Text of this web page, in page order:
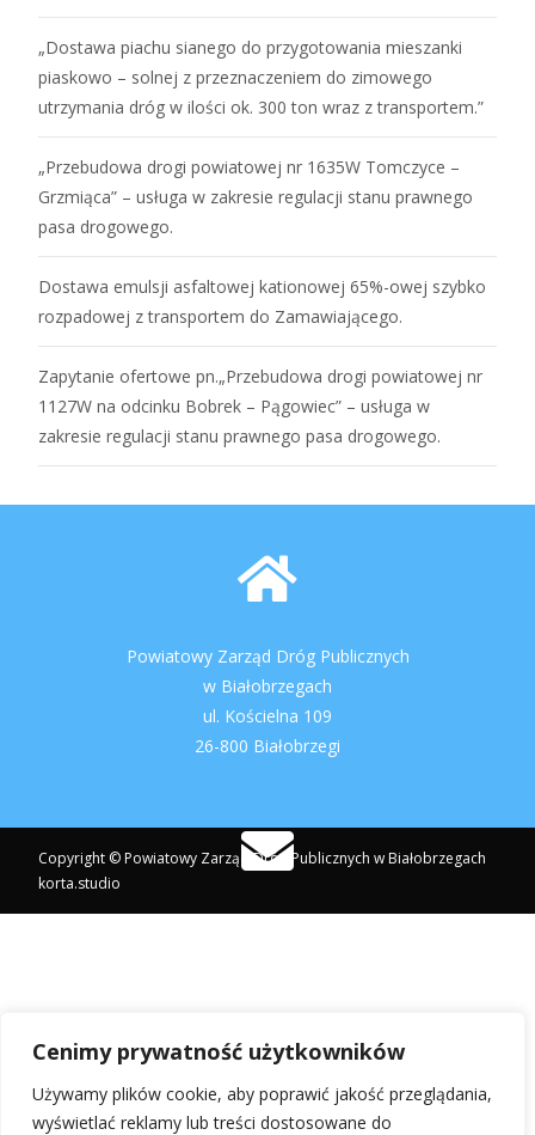
Cenimy prywatność użytkowników
Używamy plików cookie, aby poprawić jakość przeglądania,
wyświetlać reklamy lub treści dostosowane do
„Dostawa piachu sianego do przygotowania mieszanki
piaskowo – solnej z przeznaczeniem do zimowego
utrzymania dróg w ilości ok. 300 ton wraz z transportem.”
„Przebudowa drogi powiatowej nr 1635W Tomczyce –
Grzmiąca” – usługa w zakresie regulacji stanu prawnego
pasa drogowego.
Dostawa emulsji asfaltowej kationowej 65%-owej szybko
rozpadowej z transportem do Zamawiającego.
Zapytanie ofertowe pn.„Przebudowa drogi powiatowej nr
1127W na odcinku Bobrek – Pągowiec” – usługa w
zakresie regulacji stanu prawnego pasa drogowego.
Powiatowy Zarząd Dróg Publicznych
w Białobrzegach
ul. Kościelna 109
26-800 Białobrzegi
+48 613 23 38
Copyright © Powiatowy Zarząd Dróg Publicznych w Białobrzegach
korta.studio